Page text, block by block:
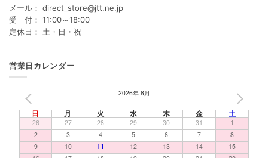
メール： direct_store@jtt.ne.jp
受 付： 11:00～18:00
定休日： 土・日・祝
営業日カレンダー
2026年 8月
日 月 火 水 木 金 土
26 27 28 29 30 31
1
2
3 4 5 6 7
8
9
10 11 12 13 14
15